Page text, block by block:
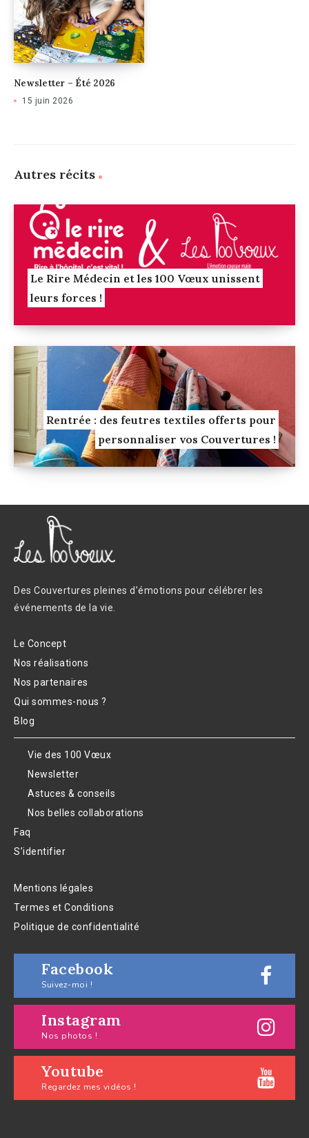
Newsletter – Été 2026
15 juin 2026
Autres récits
Le Rire Médecin et les 100 Vœux unissent
leurs forces !
Rentrée : des feutres textiles offerts pour
personnaliser vos Couvertures !
Des Couvertures pleines d’émotions pour célébrer les
événements de la vie.
Le Concept
Nos réalisations
Nos partenaires
Qui sommes-nous ?
Blog
Vie des 100 Vœux
Newsletter
Astuces & conseils
Nos belles collaborations
Faq
S’identifier
Mentions légales
Termes et Conditions
Politique de confidentialité
Facebook
Suivez-moi !
Instagram
Nos photos !
Youtube
Regardez mes vidéos !